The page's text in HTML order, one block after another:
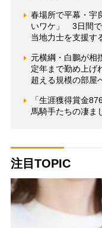
春場所で平幕・宇
いワケ」 3日間
当地力士を支援す
元横綱・白鵬が相
定年まで勤め上げ
超える規模の部屋
「生涯獲得賞金
馬騎手たちの凄ま
注目TOPIC